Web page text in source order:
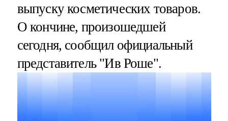
выпуску косметических товаров.
О кончине, произошедшей
сегодня, сообщил официальный
представитель "Ив Роше".